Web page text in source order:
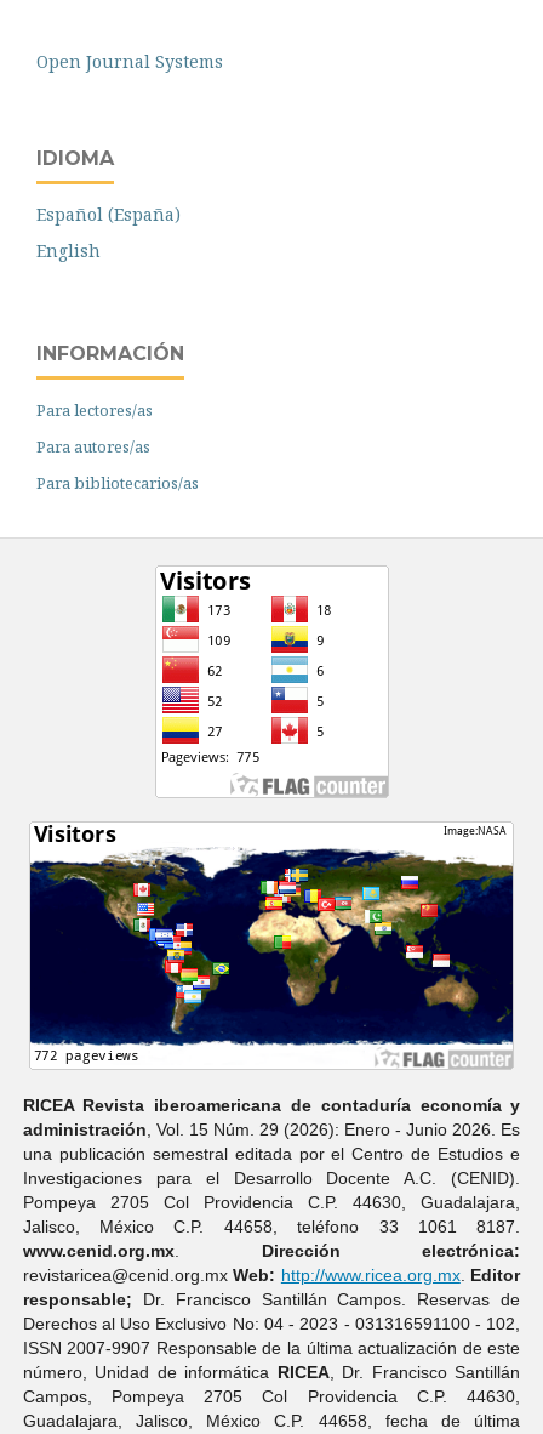
Open Journal Systems
IDIOMA
Español (España)
English
INFORMACIÓN
Para lectores/as
Para autores/as
Para bibliotecarios/as
RICEA Revista iberoamericana de contaduría economí­a y
administración , Vol. 15 Núm. 29 (2026): Enero - Junio 2026. Es
una publicación semestral editada por el Centro de Estudios e
Investigaciones para el Desarrollo Docente A.C. (CENID).
Pompeya 2705 Col Providencia C.P. 44630, Guadalajara,
Jalisco, México C.P. 44658, teléfono 33 1061 8187.
www.cenid.org.mx. Dirección electrónica:
revistaricea@cenid.org.mxWeb: http://www.ricea.org.mx. Editor
responsable; Dr. Francisco Santillán Campos. Reservas de
Derechos al Uso Exclusivo No: 04 - 2023 - 031316591100 - 102,
ISSN 2007-9907 Responsable de la última actualización de este
número, Unidad de informática RICEA, Dr. Francisco Santillán
Campos, Pompeya 2705 Col Providencia C.P. 44630,
Guadalajara, Jalisco, México C.P. 44658, fecha de última